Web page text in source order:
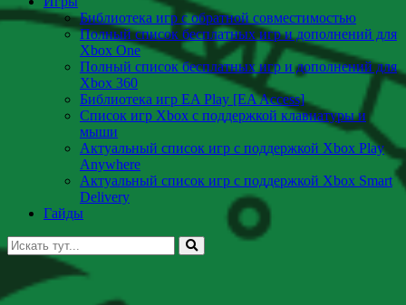
Библиотека игр с обратной совместимостью
Полный список бесплатных игр и дополнений для
Xbox One
Полный список бесплатных игр и дополнений для
Xbox 360
Библиотека игр EA Play [EA Access]
Список игр Xbox c поддержкой клавиатуры и
мыши
Актуальный список игр с поддержкой Xbox Play
Anywhere
Актуальный список игр с поддержкой Xbox Smart
Delivery
Гайды
Искать: